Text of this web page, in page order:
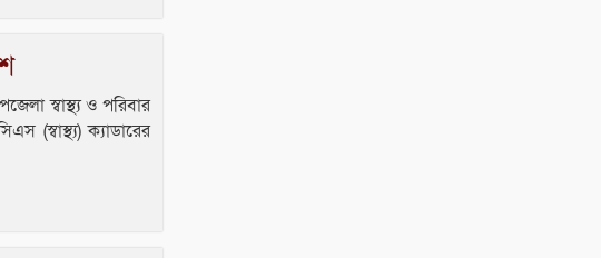
স্বাস্থ্য ও পরিবার
(স্বাস্থ্য) ক্যাডারের